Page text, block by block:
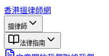
香港搵律師網
搵律師
法律指南